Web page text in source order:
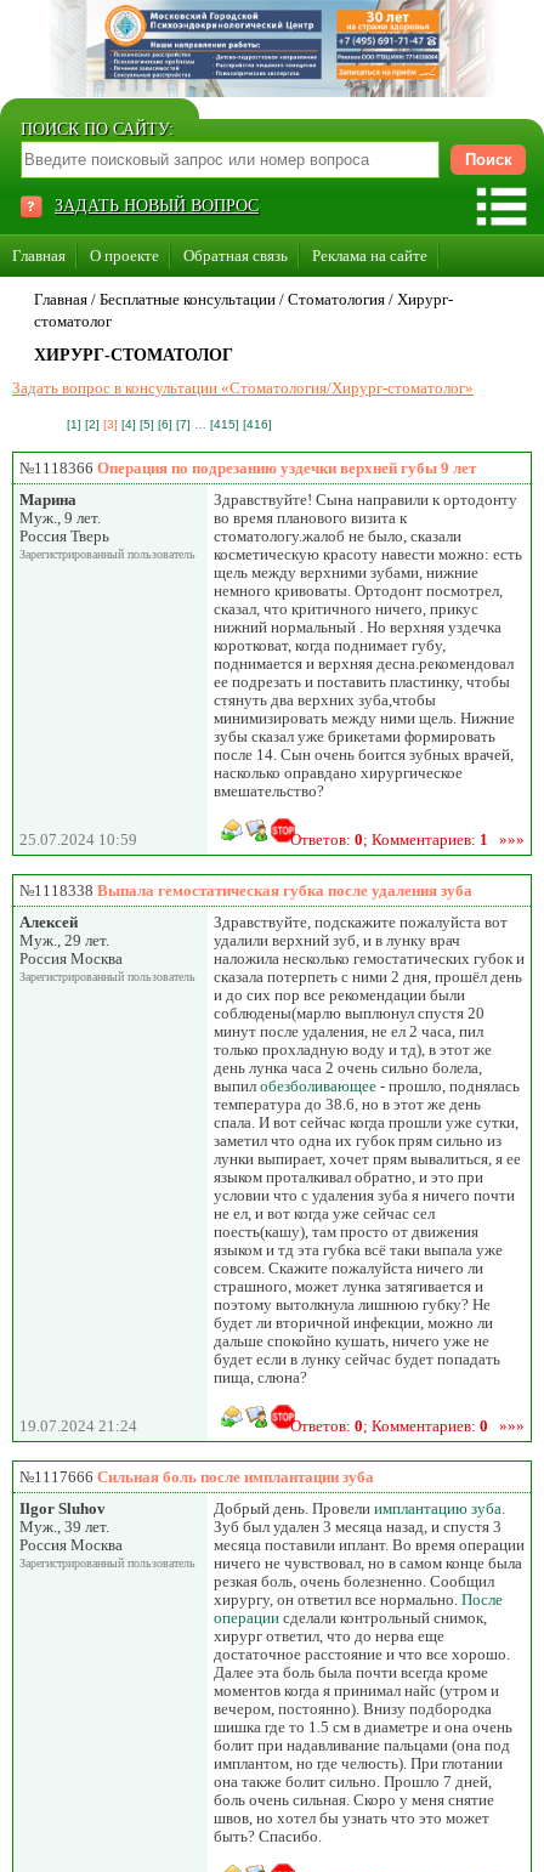
ПОИСК ПО САЙТУ:
ЗАДАТЬ НОВЫЙ ВОПРОС
Главная О проекте Обратная связь Реклама на сайте
Стать консультантом нашего сайта
Главная / Бесплатные консультации / Стоматология / Хирург-
стоматолог
ХИРУРГ-СТОМАТОЛОГ
Задать вопрос в консультации «Стоматология/Хирург-стоматолог»
[1] [2] [3] [4] [5] [6] [7] [415] [416]
№1118366 Операция по подрезанию уздечки верхней губы 9 лет
Марина
Муж., 9 лет.
Россия Тверь
Зарегистрированный пользователь
Здравствуйте! Сына направили к ортодонту
во время планового визита к
стоматологу.жалоб не было, сказали
косметическую красоту навести можно: есть
щель между верхними зубами, нижние
немного кривоваты. Ортодонт посмотрел,
сказал, что критичного ничего, прикус
нижний нормальный . Но верхняя уздечка
коротковат, когда поднимает губу,
поднимается и верхняя десна.рекомендовал
ее подрезать и поставить пластинку, чтобы
стянуть два верхних зуба,чтобы
минимизировать между ними щель. Нижние
зубы сказал уже брикетами формировать
после 14. Сын очень боится зубных врачей,
насколько оправдано хирургическое
вмешательство?
25.07.2024 10:59 Ответов: 0; Комментариев: 1 »»»
№1118338 Выпала гемостатическая губка после удаления зуба
Алексей
Муж., 29 лет.
Россия Москва
Зарегистрированный пользователь
Здравствуйте, подскажите пожалуйста вот
удалили верхний зуб, и в лунку врач
наложила несколько гемостатических губок и
сказала потерпеть с ними 2 дня, прошёл день
и до сих пор все рекомендации были
соблюдены(марлю выплюнул спустя 20
минут после удаления, не ел 2 часа, пил
только прохладную воду и тд), в этот же
день лунка часа 2 очень сильно болела,
выпил обезболивающее - прошло, поднялась
температура до 38.6, но в этот же день
спала. И вот сейчас когда прошли уже сутки,
заметил что одна их губок прям сильно из
лунки выпирает, хочет прям вывалиться, я ее
языком проталкивал обратно, и это при
условии что с удаления зуба я ничего почти
не ел, и вот когда уже сейчас сел
поесть(кашу), там просто от движения
языком и тд эта губка всё таки выпала уже
совсем. Скажите пожалуйста ничего ли
страшного, может лунка затягивается и
поэтому вытолкнула лишнюю губку? Не
будет ли вторичной инфекции, можно ли
дальше спокойно кушать, ничего уже не
будет если в лунку сейчас будет попадать
пища, слюна?
19.07.2024 21:24 Ответов: 0; Комментариев: 0 »»»
№1117666 Сильная боль после имплантации зуба
Ilgor Sluhov
Муж., 39 лет.
Россия Москва
Зарегистрированный пользователь
Добрый день. Провели имплантацию зуба.
Зуб был удален 3 месяца назад, и спустя 3
месяца поставили иплант. Во время операции
ничего не чувствовал, но в самом конце была
резкая боль, очень болезненно. Сообщил
хирургу, он ответил все нормально. После
операции сделали контрольный снимок,
хирург ответил, что до нерва еще
достаточное расстояние и что все хорошо.
Далее эта боль была почти всегда кроме
моментов когда я принимал найс (утром и
вечером, постоянно). Внизу подбородка
шишка где то 1.5 см в диаметре и она очень
болит при надавливание пальцами (она под
имплантом, но где челюсть). При глотании
она также болит сильно. Прошло 7 дней,
боль очень сильная. Скоро у меня снятие
швов, но хотел бы узнать что это может
быть? Спасибо.